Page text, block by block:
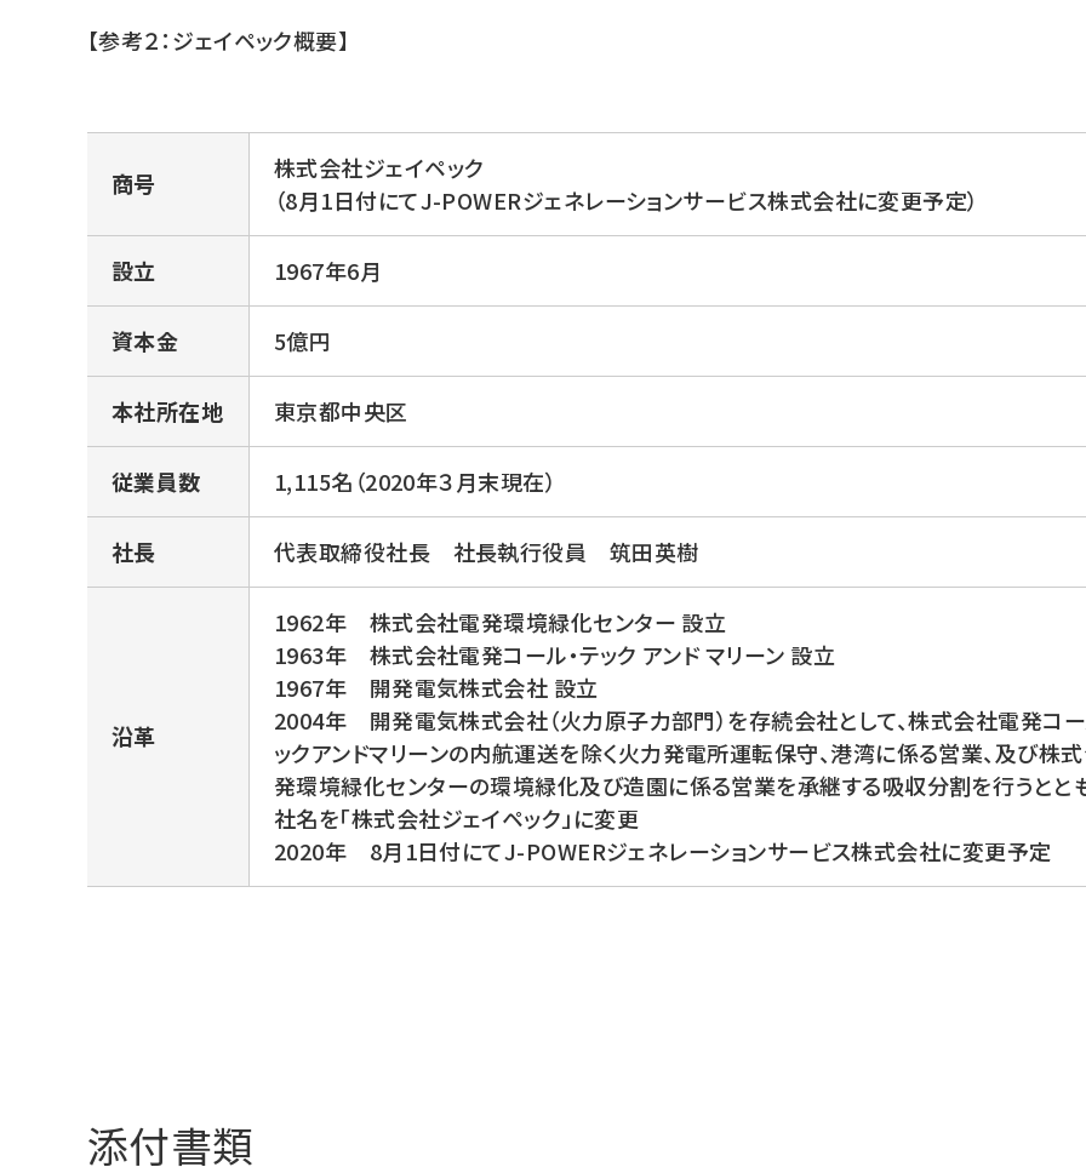
【参考２：ジェイペック概要】
商号
株式会社ジェイペック
（8月1日付にてJ-POWERジェネレーションサービス株式会社に変更予定）
設立 1967年6月
資本金 5億円
本社所在地 東京都中央区
従業員数 1,115名（2020年３月末現在）
社長 代表取締役社長 社長執行役員 筑田英樹
沿革
1962年 株式会社電発環境緑化センター 設立
1963年 株式会社電発コール・テック アンド マリーン 設立
1967年 開発電気株式会社 設立
2004年 開発電気株式会社（火力原子力部門）を存続会社として、株式会社電発コー
ックアンドマリーンの内航運送を除く火力発電所運転保守、港湾に係る営業、及び株
発環境緑化センターの環境緑化及び造園に係る営業を承継する吸収分割を行うとと
社名を「株式会社ジェイペック」に変更
2020年 8月1日付にてJ-POWERジェネレーションサービス株式会社に変更予定
添付書類